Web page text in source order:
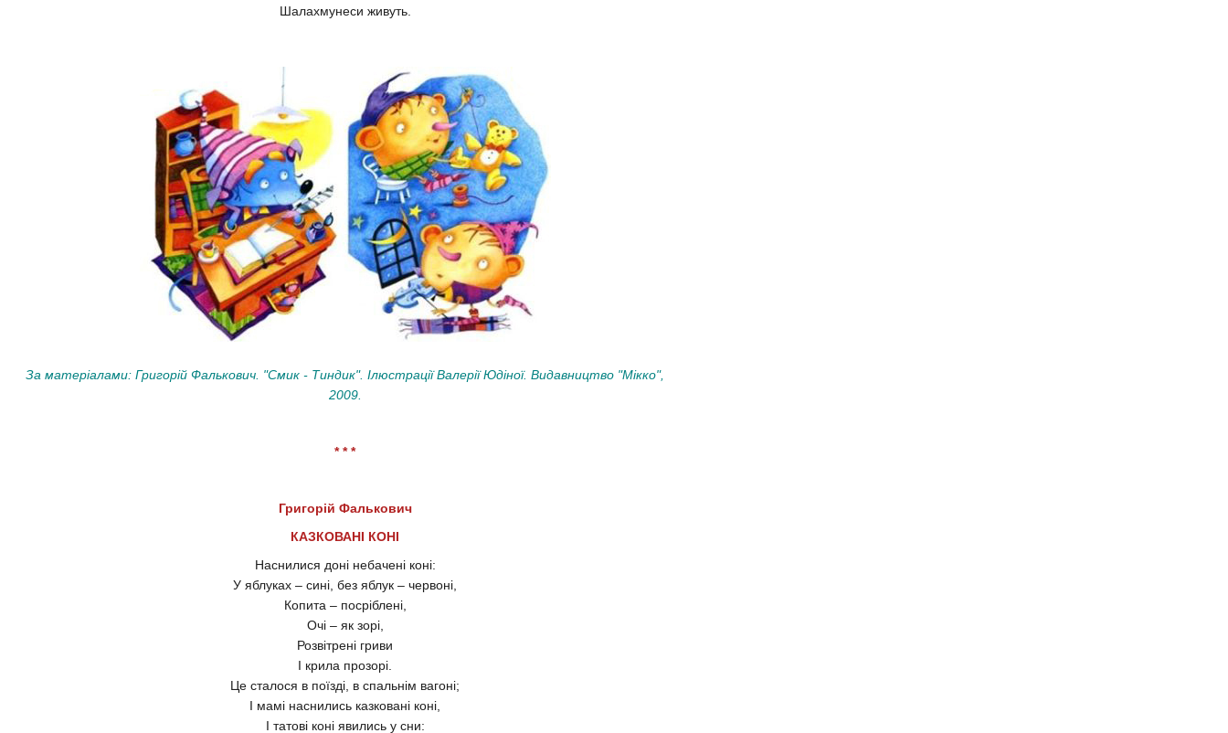
Шалахмунеси живуть.
За матеріалами: Григорій Фалькович. "Смик - Тиндик". Ілюстрації Валерії Юдіної. Видавництво "Мікко",
2009.
* * *
Григорій Фалькович
КАЗКОВАНІ КОНІ
Наснилися доні небачені коні:
У яблуках – сині, без яблук – червоні,
Копита – посріблені,
Очі – як зорі,
Розвітрені гриви
І крила прозорі.
Це сталося в поїзді, в спальнім вагоні;
І мамі наснились казковані коні,
І татові коні явились у сни: